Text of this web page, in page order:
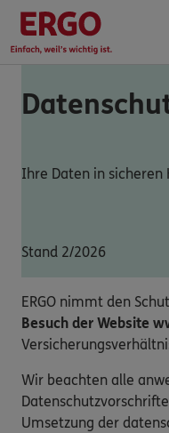
Ihre Daten in sicheren
Stand 2/2026
ERGO nimmt den
Besuch der Website
Wir beachten alle
Umsetzung der